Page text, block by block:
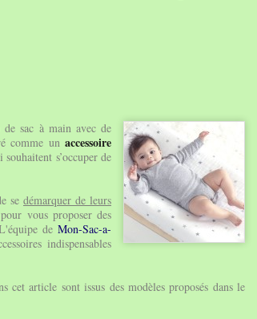
de sac à main avec de
comme un accessoire
s’occuper de
se démarquer de leurs
vous proposer des
de Mon-Sac-a-
indispensables
cet article sont issus des modèles proposés dans le